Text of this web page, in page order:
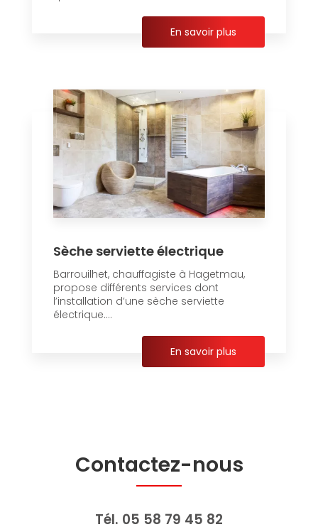
En savoir plus
Sèche serviette électrique
Barrouilhet, chauffagiste à Hagetmau,
propose différents services dont
l’installation d’une sèche serviette
électrique....
En savoir plus
Contactez-nous
Tél. 05 58 79 45 82